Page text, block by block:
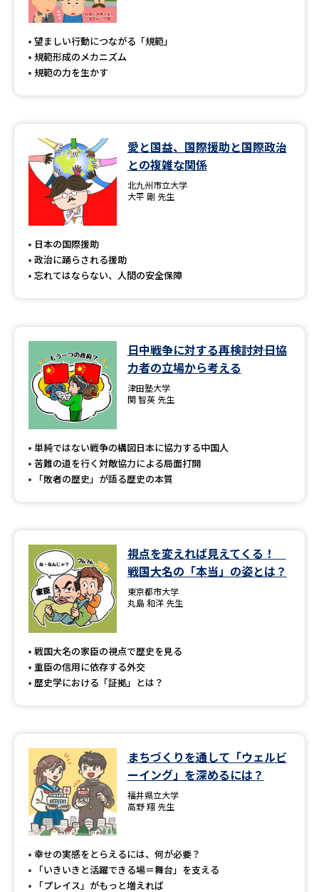
ユーザーサポート
Ｑ＆Ａ よくあるご質問
お支払いサイト
特定商取引表記
テレメール進学カタログ
訂正のご案内
望ましい行動につながる「規範」
規範形成のメカニズム
規範の力を生かす
愛と国益、国際援助と国際政治
との複雑な関係
北九州市立大学
大平 剛 先生
日本の国際援助
政治に踊らされる援助
忘れてはならない、人間の安全保障
日中戦争に対する再検討――対日協
力者の立場から考える
津田塾大学
関 智英 先生
単純ではない戦争の構図――日本に協力する中国人
苦難の道を行く――対敵協力による局面打開
「敗者の歴史」が語る歴史の本質
視点を変えれば見えてくる！
戦国大名の「本当」の姿とは？
東京都市大学
丸島 和洋 先生
戦国大名の家臣の視点で歴史を見る
重臣の信用に依存する外交
歴史学における「証拠」とは？
まちづくりを通して「ウェルビ
ーイング」を深めるには？
福井県立大学
高野 翔 先生
幸せの実感をとらえるには、何が必要？
「いきいきと活躍できる場＝舞台」を支える
「プレイス」がもっと増えれば